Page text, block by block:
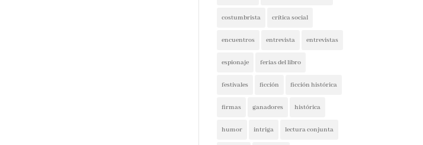
costumbrista crítica social
encuentros entrevista entrevistas
espionaje ferias del libro
festivales ficción ficción histórica
firmas ganadores histórica
humor intriga lectura conjunta